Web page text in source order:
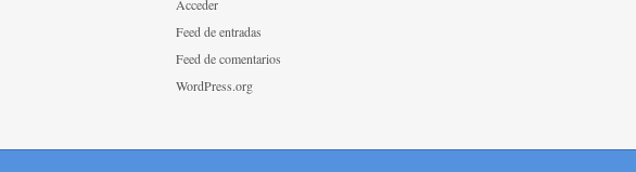
Acceder
Feed de entradas
Feed de comentarios
WordPress.org